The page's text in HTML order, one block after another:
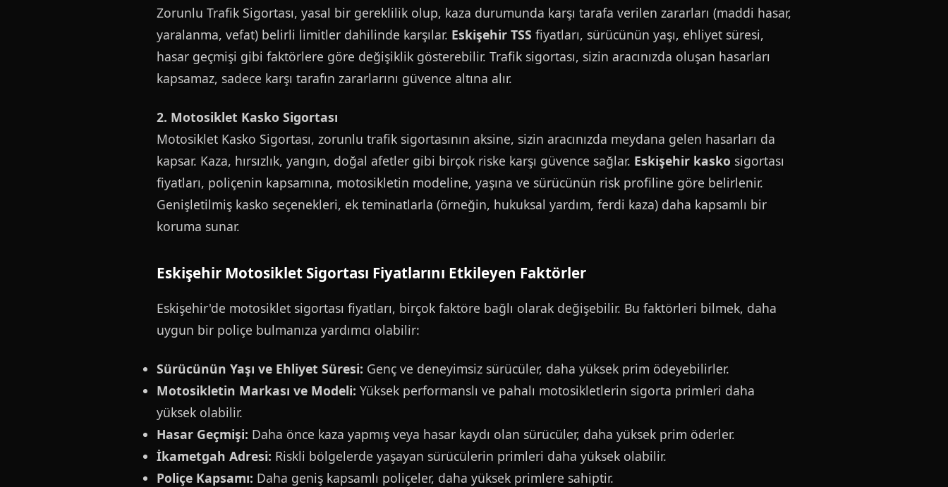
Zorunlu Trafik Sigortası, yasal bir gereklilik olup, kaza durumunda karşı tarafa verilen zararları (maddi hasar,
yaralanma, vefat) belirli limitler dahilinde karşılar. Eskişehir TSS fiyatları, sürücünün yaşı, ehliyet süresi,
hasar geçmişi gibi faktörlere göre değişiklik gösterebilir. Trafik sigortası, sizin aracınızda oluşan hasarları
kapsamaz, sadece karşı tarafın zararlarını güvence altına alır.
2. Motosiklet Kasko Sigortası
Motosiklet Kasko Sigortası, zorunlu trafik sigortasının aksine, sizin aracınızda meydana gelen hasarları da
kapsar. Kaza, hırsızlık, yangın, doğal afetler gibi birçok riske karşı güvence sağlar. Eskişehir kasko sigortası
fiyatları, poliçenin kapsamına, motosikletin modeline, yaşına ve sürücünün risk profiline göre belirlenir.
Genişletilmiş kasko seçenekleri, ek teminatlarla (örneğin, hukuksal yardım, ferdi kaza) daha kapsamlı bir
koruma sunar.
Eskişehir Motosiklet Sigortası Fiyatlarını Etkileyen Faktörler
Eskişehir'de motosiklet sigortası fiyatları, birçok faktöre bağlı olarak değişebilir. Bu faktörleri bilmek, daha
uygun bir poliçe bulmanıza yardımcı olabilir:
Sürücünün Yaşı ve Ehliyet Süresi: Genç ve deneyimsiz sürücüler, daha yüksek prim ödeyebilirler.
Motosikletin Markası ve Modeli: Yüksek performanslı ve pahalı motosikletlerin sigorta primleri daha
yüksek olabilir.
Hasar Geçmişi: Daha önce kaza yapmış veya hasar kaydı olan sürücüler, daha yüksek prim öderler.
İkametgah Adresi: Riskli bölgelerde yaşayan sürücülerin primleri daha yüksek olabilir.
Poliçe Kapsamı: Daha geniş kapsamlı poliçeler, daha yüksek primlere sahiptir.